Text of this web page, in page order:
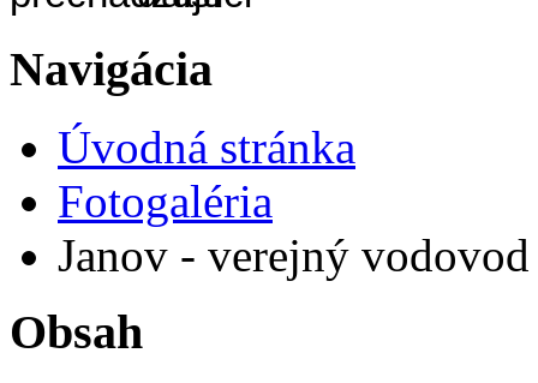
Navigácia
Úvodná stránka
Fotogaléria
Janov - verejný vodovod
Obsah